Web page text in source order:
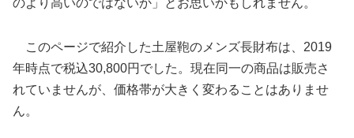
このページで紹介した土屋鞄のメンズ長財布は、2019
年時点で税込30,800円でした。現在同一の商品は販売さ
れていませんが、価格帯が大きく変わることはありませ
ん。